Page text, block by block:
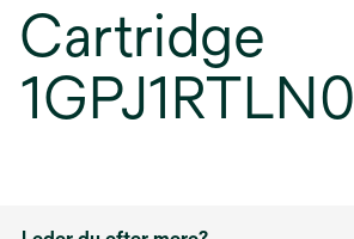
Cartridge
1GPJ1RTLN0